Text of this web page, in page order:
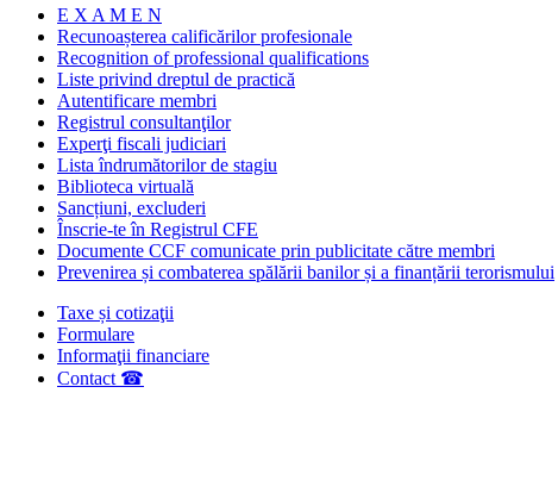
E X A M E N
Recunoașterea calificărilor profesionale
Recognition of professional qualifications
Liste privind dreptul de practică
Autentificare membri
Registrul consultanţilor
Experţi fiscali judiciari
Lista îndrumătorilor de stagiu
Biblioteca virtuală
Sancțiuni, excluderi
Înscrie-te în Registrul CFE
Documente CCF comunicate prin publicitate către membri
Prevenirea și combaterea spălării banilor și a finanțării terorismului
Taxe și cotizaţii
Formulare
Informaţii financiare
Contact ☎